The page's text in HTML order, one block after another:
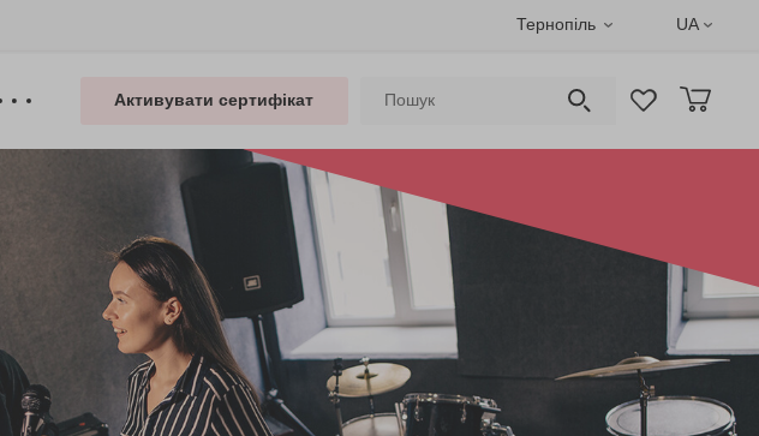
Тернопіль UA
Активувати сертифікат